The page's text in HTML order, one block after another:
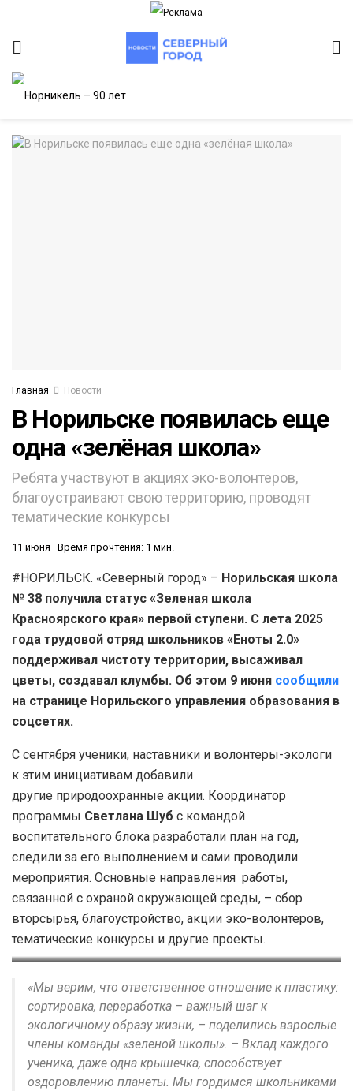
Главная Новости
В Норильске появилась еще
одна «зелёная школа»
Ребята участвуют в акциях эко-волонтеров,
благоустраивают свою территорию, проводят
тематические конкурсы
11 июня Время прочтения: 1 мин.
#НОРИЛЬСК. «Северный город» – Норильская школа
№ 38 получила статус «Зеленая школа
Красноярского края» первой ступени. С лета 2025
года трудовой отряд школьников «Еноты 2.0»
поддерживал чистоту территории, высаживал
цветы, создавал клумбы. Об этом 9 июня сообщили
на странице Норильского управления образования в
соцсетях.
С сентября ученики, наставники и волонтеры-экологи
к этим инициативам добавили
другие природоохранные акции. Координатор
программы Светлана Шуб с командой
воспитательного блока разработали план на год,
следили за его выполнением и сами проводили
мероприятия. Основные направления работы,
связанной с охраной окружающей среды, – сбор
вторсырья, благоустройство, акции эко-волонтеров,
тематические конкурсы и другие проекты.
Фото: со страницы Норильского управления образования в
соцсетях
«Мы верим, что ответственное отношение к пластику:
сортировка, переработка – важный шаг к
экологичному образу жизни, – поделились взрослые
члены команды «зеленой школы». – Вклад каждого
ученика, даже одна крышечка, способствует
оздоровлению планеты. Мы гордимся школьниками